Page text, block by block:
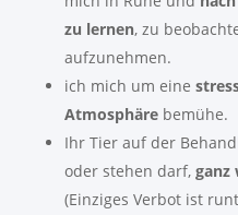
zu lernen, zu
aufzunehmen.
ich mich um eine
Atmosphärebemühe.
Ihr Tier auf der
oder stehen darf, ganz
(Einziges Verbot ist